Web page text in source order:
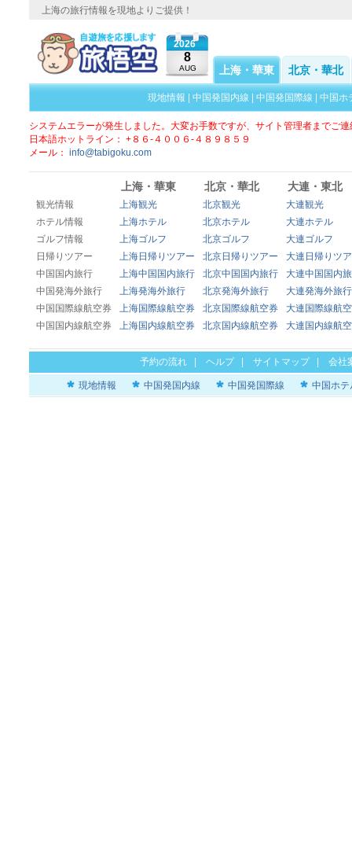
上海の旅行情報を現地よりご提供！
2026
8
AUG 上海・華東 北京・華北
現地情報 中国発国内線 中国発国際線 中国ホ
システムエラーが発生しました。大変お手数ですが、サイト管理者までご
日本語ホットライン： +８６-４００６-４８９８５９
メール： info@tabigoku.com
上海・華東 北京・華北 大連・東北
観光情報 上海観光 北京観光
大連観光
ホテル情報
上海ホテル 北京ホテル
大連ホテル
ゴルフ情報
上海ゴルフ 北京ゴルフ
大連ゴルフ
日帰りツアー
上海日帰りツアー 北京日帰りツアー
大連日帰りツ
中国国内旅行
上海中国国内旅行 北京中国国内旅行
大連中国国内
中国発海外旅行
上海発海外旅行 北京発海外旅行
大連発海外旅行
中国国際線航空券
上海国際線航空券 北京国際線航空券
大連国際線航
中国国内線航空券
上海国内線航空券 北京国内線航空券 大連国内線航
予約の流れ ヘルプ| サイトマップ| 会社
現地情報 中国発国内線 中国発国際線 中国ホテ